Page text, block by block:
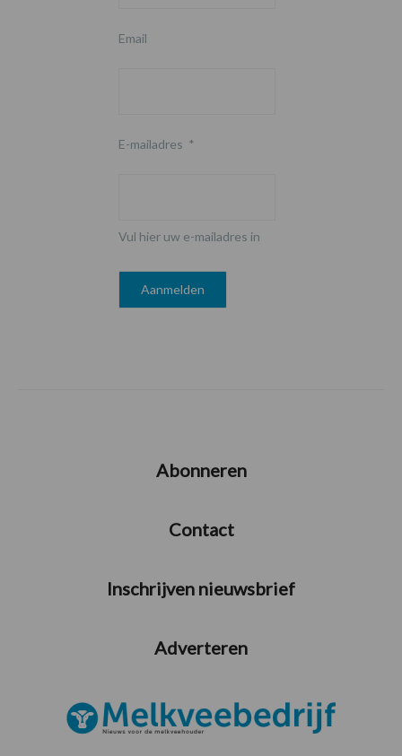
Email
E-mailadres *
Vul hier uw e-mailadres in
Abonneren
Contact
Inschrijven nieuwsbrief
Adverteren